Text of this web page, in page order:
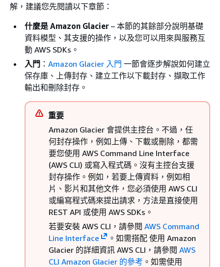
解，建議您先閱讀以下章節：
什麼是 Amazon Glacier – 本節的其餘部分說明基礎
資料模型、其支援的操作，以及您可以用來與服務互
動 AWS SDKs。
入門 ： Amazon Glacier 入門 一節會逐步解說如何建立
保存庫、上傳封存、建立工作以下載封存、擷取工作
輸出和刪除封存。
重要
Amazon Glacier 會提供主控台。不過，任
何封存操作，例如上傳、下載或刪除，都需
要您使用 AWS Command Line Interface
(AWS CLI) 或寫入程式碼。沒有主控台支援
封存操作。例如，若要上傳資料，例如相
片、影片和其他文件，您必須使用 AWS CLI
或編寫程式碼來提出請求，方法是直接使用
REST API 或使用 AWS SDKs。
若要安裝 AWS CLI，請參閱 AWS Command
Line Interface
。如需搭配 使用 Amazon
Glacier 的詳細資訊 AWS CLI，請參閱 AWS
CLI Amazon Glacier 的參考 。如需使用